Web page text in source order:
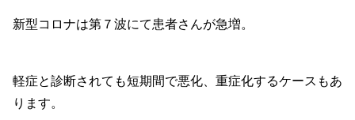
新型コロナは第７波にて患者さんが急増。
軽症と診断されても短期間で悪化、重症化するケースもあ
ります。